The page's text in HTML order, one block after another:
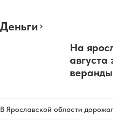
Деньги
На
августа
веранды
В Ярославской области